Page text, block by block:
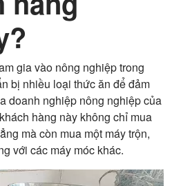
gia vào nông nghiệp trong
bị nhiều loại thức ăn để đảm
doanh nghiệp nông nghiệp của
hàng này không chỉ mua
mà còn mua một máy trộn,
với các máy móc khác.